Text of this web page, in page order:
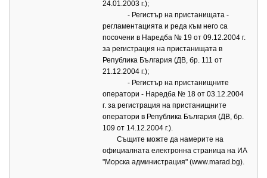
24.01.2003 г.);
- Регистър на пристанищата -
регламентацията и реда към него са
посочени в Наредба № 19 от 09.12.2004 г.
за регистрация на пристанищата в
Република България (ДВ, бр. 111 от
21.12.2004 г.);
- Регистър на пристанищните
оператори - Наредба № 18 от 03.12.2004
г. за регистрация на пристанищните
оператори в Република България (ДВ, бр.
109 от 14.12.2004 г.).
Същите можте да намерите на
официалната електронна страница на ИА
"Морска администрация" (www.marad.bg).